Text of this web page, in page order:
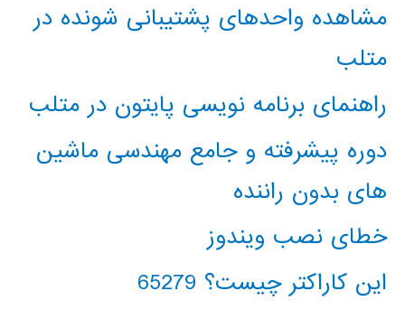
مشاهده واحدهای پشتیبانی شونده در
متلب
راهنمای برنامه نویسی پایتون در متلب
دوره پیشرفته و جامع مهندسی ماشین
های بدون راننده
خطای نصب ویندوز
این کاراکتر چیست؟ 65279